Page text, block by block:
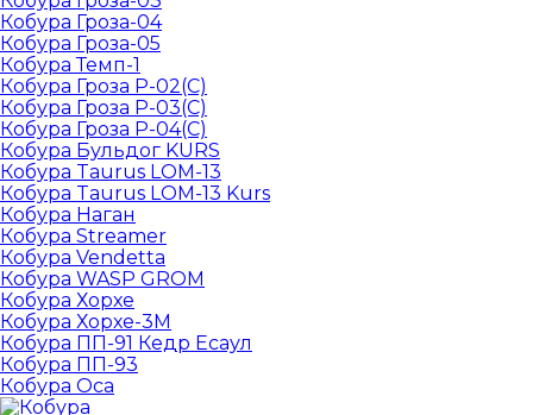
Кобура Гроза-04
Кобура Гроза-05
Кобура Темп-1
Кобура Гроза Р-02(С)
Кобура Гроза Р-03(С)
Кобура Гроза Р-04(С)
Кобура Бульдог KURS
Кобура Taurus LOM-13
Кобура Taurus LOM-13 Kurs
Кобура Наган
Кобура Streamer
Кобура Vendetta
Кобура WASP GROM
Кобура Хорхе
Кобура Хорхе-3М
Кобура ПП-91 Кедр Есаул
Кобура ПП-93
Кобура Оса